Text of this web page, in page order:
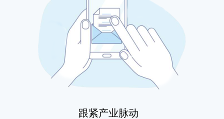
跟紧产业脉动